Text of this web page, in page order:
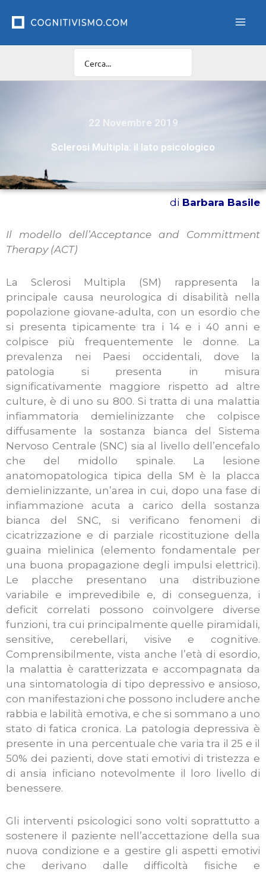
22 Novembre 2019
Sclerosi Multipla: il lato psicologico
di Barbara Basile
Il modello dell’Acceptance and Committment
Therapy (ACT)
La Sclerosi Multipla (SM) rappresenta la
principale causa neurologica di disabilità nella
popolazione giovane-adulta, con un esordio che
si presenta tipicamente tra i 14 e i 40 anni e
colpisce più frequentemente le donne. La
prevalenza nei Paesi occidentali, dove la
patologia si presenta in misura
significativamente maggiore rispetto ad altre
culture, è di uno su 800. Si tratta di una malattia
infiammatoria demielinizzante che colpisce
diffusamente la sostanza bianca del Sistema
Nervoso Centrale (SNC) sia al livello dell’encefalo
che del midollo spinale. La lesione
anatomopatologica tipica della SM è la placca
demielinizzante, un’area in cui, dopo una fase di
infiammazione acuta a carico della sostanza
bianca del SNC, si verificano fenomeni di
cicatrizzazione e di parziale ricostituzione della
guaina mielinica (elemento fondamentale per
una buona propagazione degli impulsi elettrici).
Le placche presentano una distribuzione
variabile e imprevedibile e, di conseguenza, i
deficit correlati possono coinvolgere diverse
funzioni, tra cui principalmente quelle piramidali,
sensitive, cerebellari, visive e cognitive.
Comprensibilmente, vista anche l’età di esordio,
la malattia è caratterizzata e accompagnata da
una sintomatologia di tipo depressivo e ansioso,
con manifestazioni che possono includere anche
rabbia e labilità emotiva, e che si sommano a uno
stato di fatica cronica. La patologia depressiva è
presente in una percentuale che varia tra il 25 e il
50% dei pazienti, dove stati emotivi di tristezza e
di ansia inficiano notevolmente il loro livello di
benessere.
Gli interventi psicologici sono volti soprattutto a
sostenere il paziente nell’accettazione della sua
nuova condizione e a gestire gli aspetti emotivi
che derivano dalle difficoltà fisiche e